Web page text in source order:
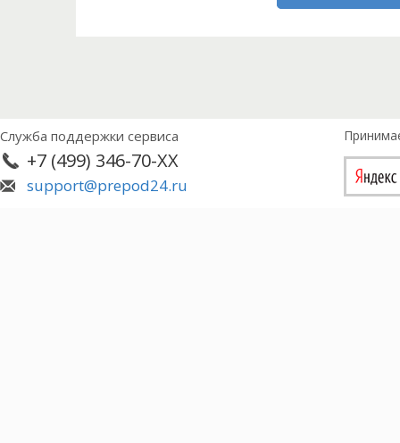
Служба поддержки сервиса
+7 (499) 346-70-XX
support@prepod24.ru